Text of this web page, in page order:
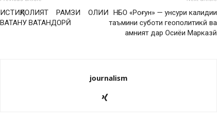
ИСТИҚЛОЛИЯТ РАМЗИ ОЛИИ
ВАТАНУ ВАТАНДОРӢ
НБО «Роғун» — унсури калидии
таъмини суботи геополитикӣ ва
амният дар Осиёи Марказӣ
journalism